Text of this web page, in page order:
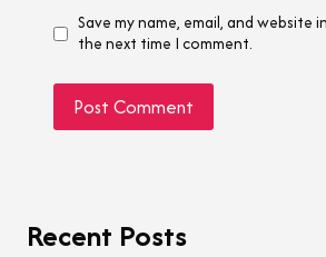
Save my name, email, and website
the next time I comment.
Recent Posts